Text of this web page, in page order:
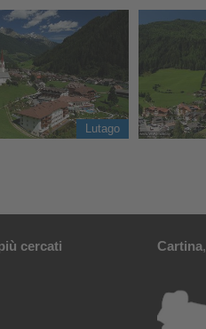
Lutago
cercati Cartina,